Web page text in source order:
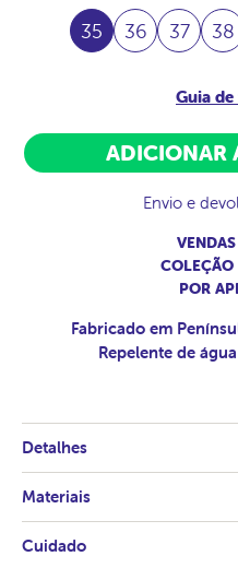
35 36 37 38
Guia
ADICIONAR
Envio e
POR
Fabricado em
Repelente de
Detalhes
Materiais
Cuidado